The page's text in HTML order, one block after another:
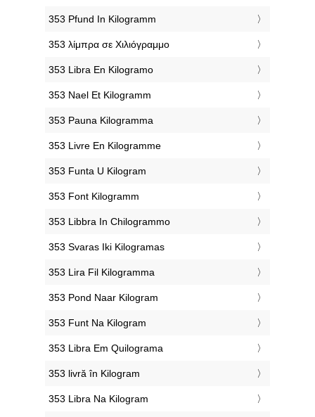
‎353 Pfund In Kilogramm
‎353 λίμπρα σε Χιλιόγραμμο
‎353 Libra En Kilogramo
‎353 Nael Et Kilogramm
‎353 Pauna Kilogramma
‎353 Livre En Kilogramme
‎353 Funta U Kilogram
‎353 Font Kilogramm
‎353 Libbra In Chilogrammo
‎353 Svaras Iki Kilogramas
‎353 Lira Fil Kilogramma
‎353 Pond Naar Kilogram
‎353 Funt Na Kilogram
‎353 Libra Em Quilograma
‎353 livră în Kilogram
‎353 Libra Na Kilogram